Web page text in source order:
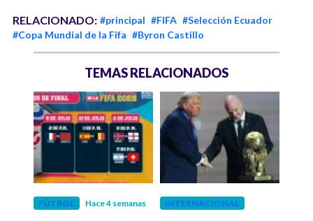
RELACIONADO: #principal #FIFA #Selección Ecuador
#Copa Mundial de la Fifa #Byron Castillo
TEMAS RELACIONADOS
FÚTBOL Hace 4 semanas INTERNACIONAL